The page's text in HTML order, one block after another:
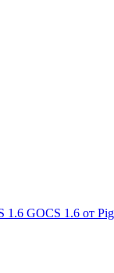
1.6 GOCS 1.6 от